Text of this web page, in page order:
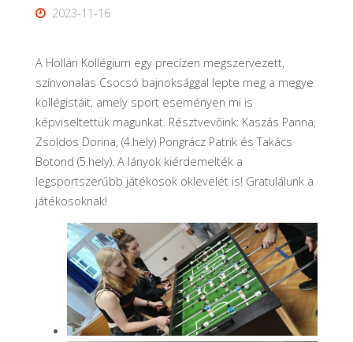
2023-11-16
A Hollán Kollégium egy precízen megszervezett,
színvonalas Csocsó bajnoksággal lepte meg a megye
kollégistáit, amely sport eseményen mi is
képviseltettük magunkat. Résztvevőink: Kaszás Panna,
Zsoldos Dorina, (4.hely) Pongrácz Patrik és Takács
Botond (5.hely). A lányok kiérdemelték a
legsportszerűbb játékosok oklevelét is! Gratulálunk a
játékosoknak!